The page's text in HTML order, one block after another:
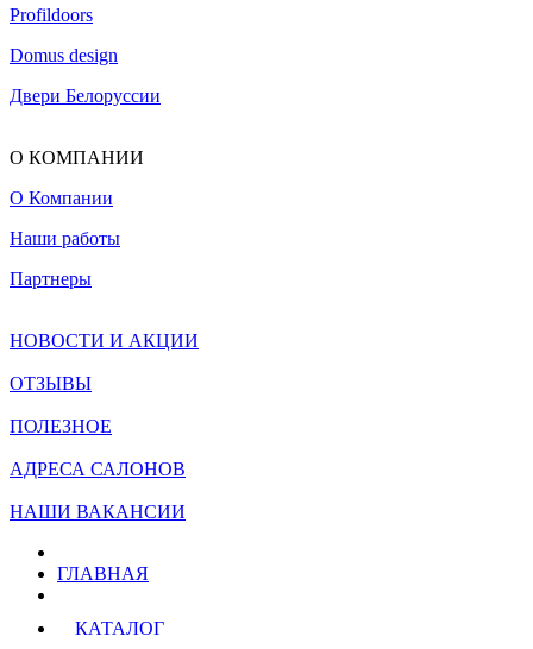
Profildoors
Domus design
Двери Белоруссии
О КОМПАНИИ
О Компании
Наши работы
Партнеры
НОВОСТИ И АКЦИИ
ОТЗЫВЫ
ПОЛЕЗНОЕ
АДРЕСА САЛОНОВ
НАШИ ВАКАНСИИ
ГЛАВНАЯ
КАТАЛОГ